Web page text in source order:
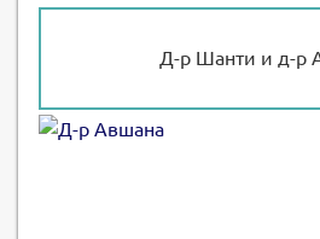
Д-р Шанти и д-р